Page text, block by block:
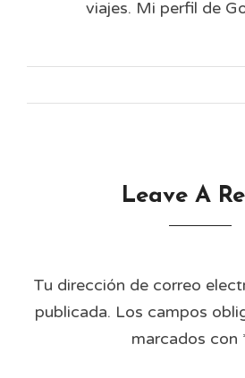
viajes. Mi perfil de
Leave A
Tu dirección de correo
publicada. Los campos
marcados con